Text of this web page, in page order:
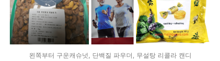
왼쪽부터 구운캐슈넛, 단백질 파우더, 무설탕 리콜라 캔디